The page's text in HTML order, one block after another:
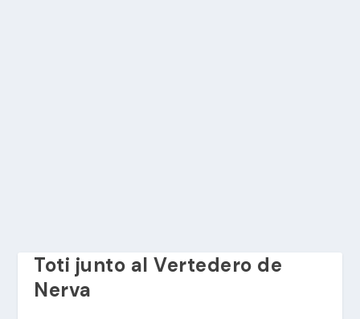
Toti junto al Vertedero de
Nerva